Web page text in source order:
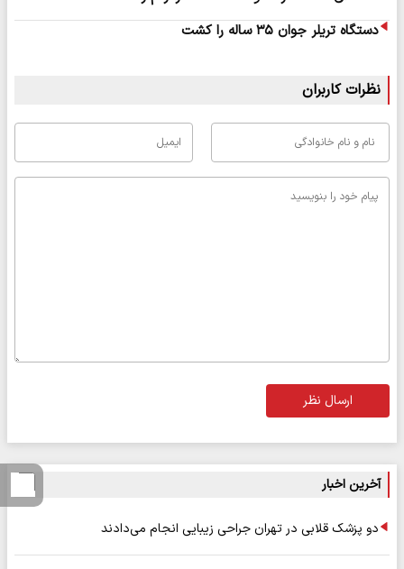
دستگاه تریلر جوان ۳۵ ساله را کشت
نظرات کاربران
ارسال نظر
آخرین اخبار
دو پزشک قلابی در تهران جراحی زیبایی انجام می‌دادند